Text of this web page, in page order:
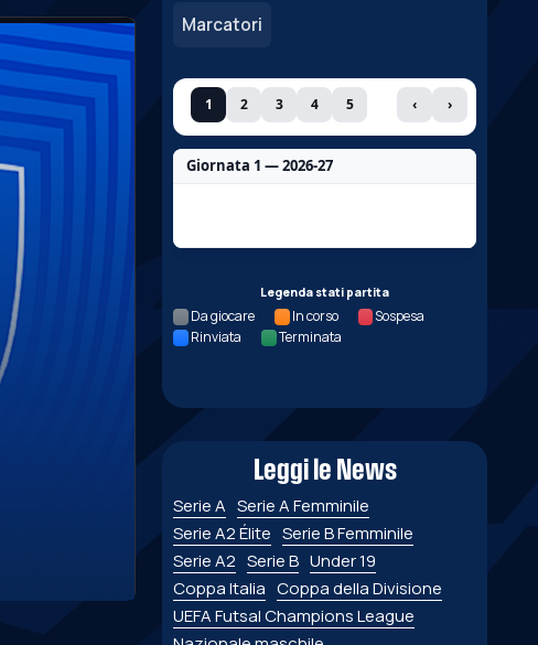
Marcatori
1 2 3 4 5 ‹ ›
Giornata 1 — 2026-27
Legenda stati partita
Da giocare In corso
Sospesa
Rinviata
Terminata
Leggi le News
Serie A Serie A Femminile
Serie A2 Élite Serie B Femminile
Serie A2 Serie B Under 19
Coppa Italia Coppa della Divisione
UEFA Futsal Champions League